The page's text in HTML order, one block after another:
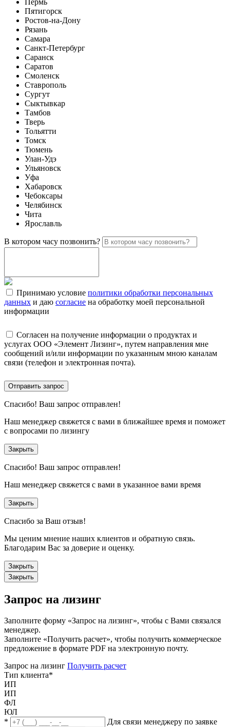
Пятигорск
Ростов-на-Дону
Рязань
Самара
Санкт-Петербург
Саранск
Саратов
Смоленск
Ставрополь
Сургут
Сыктывкар
Тамбов
Тверь
Тольятти
Томск
Тюмень
Улан-Удэ
Ульяновск
Уфа
Хабаровск
Чебоксары
Челябинск
Чита
Ярославль
В котором часу позвонить?
Принимаю условие политики обработки персональных
данных и даю согласие на обработку моей персональной
информации
Согласен на получение информации о продуктах и
услугах ООО «Элемент Лизинг», путем направления мне
сообщений и/или информации по указанным мною каналам
связи (телефон и электронная почта).
Отправить запрос
Спасибо! Ваш запрос отправлен!
Наш менеджер свяжется с вами в ближайшее время и поможет
с вопросами по лизингу
Закрыть
Спасибо! Ваш запрос отправлен!
Наш менеджер свяжется с вами в указанное вами время
Закрыть
Спасибо за Ваш отзыв!
Мы ценим мнение наших клиентов и обратную связь.
Благодарим Вас за доверие и оценку.
Закрыть
Закрыть
Запрос на лизинг
Заполните форму «Запрос на лизинг», чтобы с Вами связался
менеджер.
Заполните «Получить расчет», чтобы получить коммерческое
предложение в формате PDF на электронную почту.
Запрос на лизинг Получить расчет
Тип клиента*
ИП
ИП
ФЛ
ЮЛ
*
Для связи менеджеру по заявке